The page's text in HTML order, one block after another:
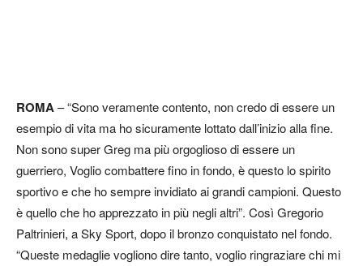
ROMA– “Sono veramente contento, non credo di essere un
esempio di vita ma ho sicuramente lottato dall’inizio alla fine.
Non sono super Greg ma più orgoglioso di essere un
guerriero, Voglio combattere fino in fondo, è questo lo spirito
sportivo e che ho sempre invidiato ai grandi campioni. Questo
è quello che ho apprezzato in più negli altri”. Così Gregorio
Paltrinieri, a Sky Sport, dopo il bronzo conquistato nel fondo.
“Queste medaglie vogliono dire tanto, voglio ringraziare chi mi